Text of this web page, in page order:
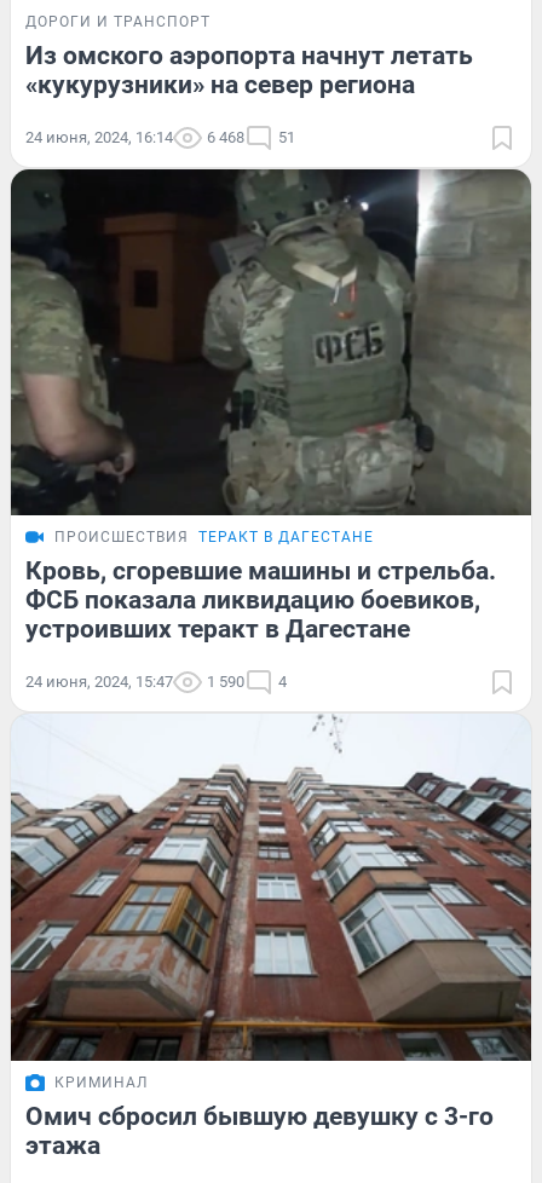
ДОРОГИ И ТРАНСПОРТ
Из омского аэропорта начнут летать
«кукурузники» на север региона
24 июня, 2024, 16:14 6 468 51
ПРОИСШЕСТВИЯ ТЕРАКТ В ДАГЕСТАНЕ
Кровь, сгоревшие машины и стрельба.
ФСБ показала ликвидацию боевиков,
устроивших теракт в Дагестане
24 июня, 2024, 15:47 1 590 4
КРИМИНАЛ
Омич сбросил бывшую девушку с 3-го
этажа